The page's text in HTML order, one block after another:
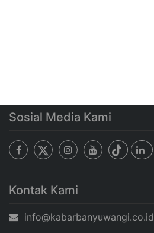
Sosial Media Kami
Kontak Kami
info@kabarbanyuwangi.co.id